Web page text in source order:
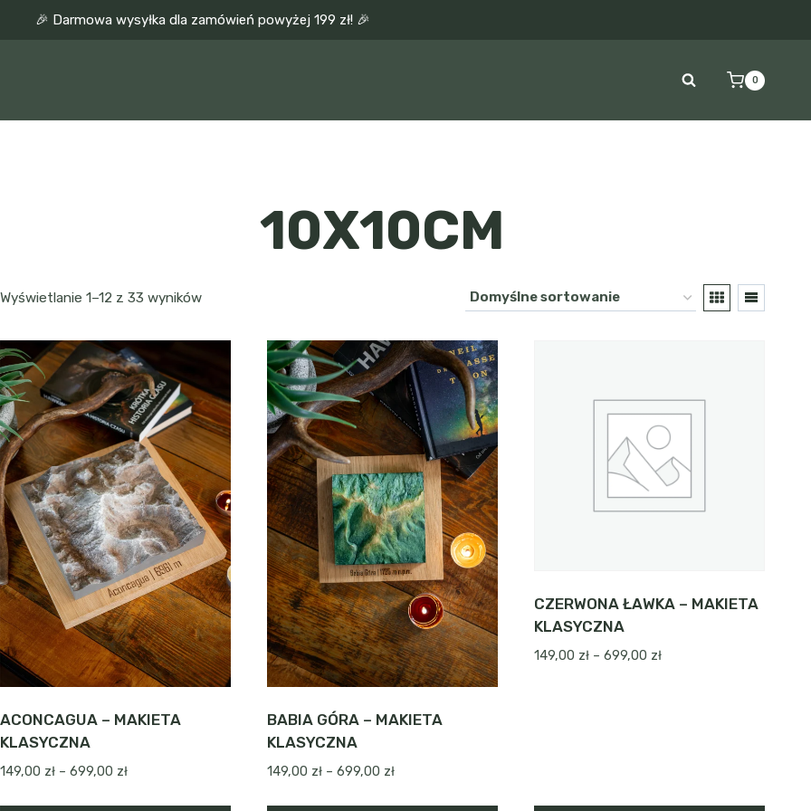
🎉 Darmowa wysyłka dla zamówień powyżej 199 zł! 🎉
0
10X10CM
Wyświetlanie 1–12 z 33 wyników
ACONCAGUA – MAKIETA
KLASYCZNA
149,00 zł – 699,00 złZakres
BABIA GÓRA – MAKIETA
KLASYCZNA
149,00 zł – 699,00 złZakres
CZERWONA ŁAWKA – MAKIETA
KLASYCZNA
149,00 zł – 699,00 złZakres